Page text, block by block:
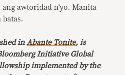
awtoridad n’yo. Manita
batas.
inAbante Tonite, is
Initiative Global
implemented by the